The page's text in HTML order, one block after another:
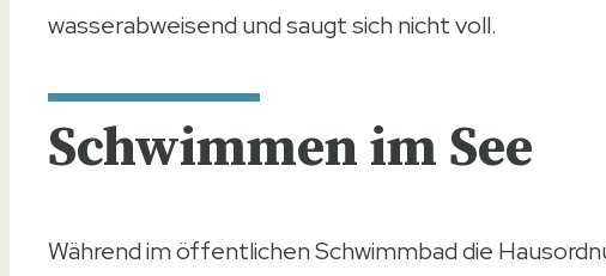
wasserabweisend und saugt sich nicht voll.
Schwimmen im See
Während im öffentlichen Schwimmbad die